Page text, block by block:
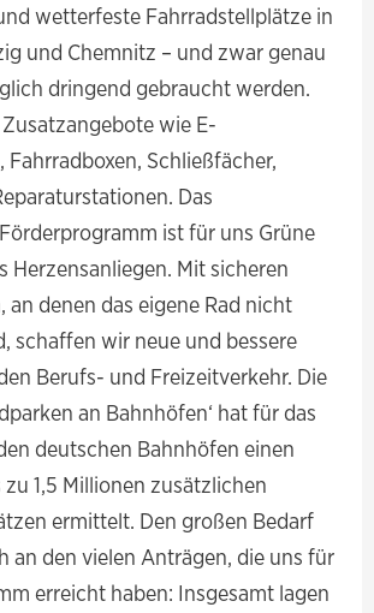
wetterfeste Fahrradstellplätze in
und Chemnitz – und zwar genau
dringend gebraucht werden.
wie E-
Fahrradboxen, Schließfächer,
Das
ist für uns Grüne
Herzensanliegen. Mit sicheren
an denen das eigene Rad nicht
schaffen wir neue und bessere
Berufs- und Freizeitverkehr. Die
an Bahnhöfen‘ hat für das
deutschen Bahnhöfen einen
1,5 Millionen zusätzlichen
ermittelt. Den großen Bedarf
an den vielen Anträgen, die uns für
erreicht haben: Insgesamt lagen